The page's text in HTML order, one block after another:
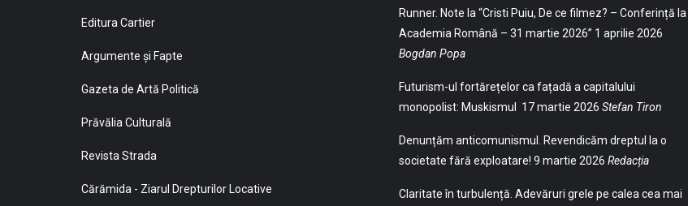
Editura Cartier
Argumente și Fapte
Gazeta de Artă Politică
Prăvălia Culturală
Revista Strada
Cărămida - Ziarul Drepturilor Locative
Runner. Note la “Cristi Puiu, De ce filmez? – Conferință la
Academia Română – 31 martie 2026” 1 aprilie 2026
Bogdan Popa
Futurism-ul fortărețelor ca fațadă a capitalului
monopolist: Muskismul 17 martie 2026 Stefan Tiron
Denunțăm anticomunismul. Revendicăm dreptul la o
societate fără exploatare! 9 martie 2026 Redacția
Claritate în turbulență. Adevăruri grele pe calea cea mai